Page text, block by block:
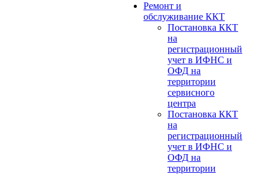
Ремонт и
обслуживание ККТ
Постановка ККТ
на
регистрационный
учет в ИФНС и
ОФД на
территории
сервисного
центра
Постановка ККТ
на
регистрационный
учет в ИФНС и
ОФД на
территории